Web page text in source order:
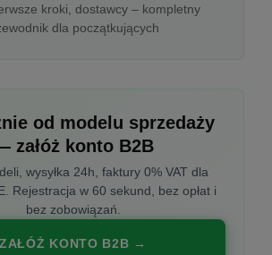
kroki, dostawcy – kompletny
dla początkujących
od modelu sprzedaży
załóż konto B2B
wysyłka 24h, faktury 0% VAT dla
Rejestracja w 60 sekund, bez opłat i
bez zobowiązań.
ZAŁÓŻ KONTO B2B →